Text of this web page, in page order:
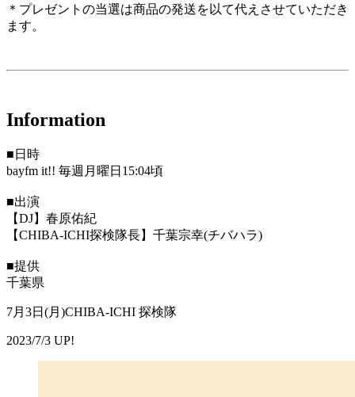
＊プレゼントの当選は商品の発送を以て代えさせていただき
ます。
Information
■日時
bayfm it!! 毎週月曜日15:04頃
■出演
【DJ】春原佑紀
【CHIBA-ICHI探検隊長】千葉宗幸(チバハラ)
■提供
千葉県
7月3日(月)CHIBA-ICHI 探検隊
2023/7/3 UP!